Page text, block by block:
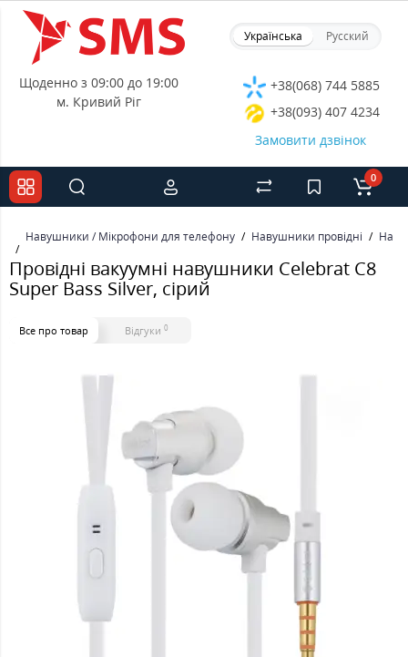
Українська Русский
Щоденно з 09:00 до 19:00
м. Кривий Ріг
+38(068) 744 5885
+38(093) 407 4234
Замовити дзвінок
0
Навушники / Мікрофони для телефону Навушники провідні
Провідні вакуумні навушники Celebrat C8
Super Bass Silver, сірий
Все про товар Відгуки 0